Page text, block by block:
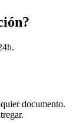
documento.